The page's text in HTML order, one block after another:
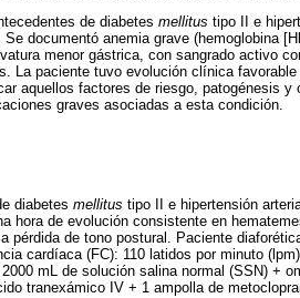
de diabetes mellitus tipo II e
documentó anemia grave (hemoglobina
menor gástrica, con sangrado activo
La paciente tuvo evolución clínica
aquellos factores de riesgo, patogénesis y
graves asociadas a esta condición.
diabetes mellitus tipo II e hipertensión
hora de evolución consistente en
pérdida de tono postural. Paciente
cardíaca (FC): 110 latidos por minuto
mL de solución salina normal (SSN) +
tranexámico IV + 1 ampolla de